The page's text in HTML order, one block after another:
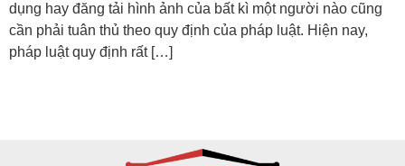
dụng hay đăng tải hình ảnh của bất kì một người nào cũng
cần phải tuân thủ theo quy định của pháp luật. Hiện nay,
pháp luật quy định rất […]